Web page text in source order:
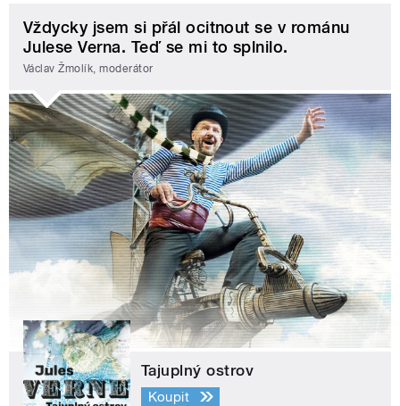
Vždycky jsem si přál ocitnout se v románu
Julese Verna. Teď se mi to splnilo.
Václav Žmolík, moderátor
Tajuplný ostrov
Koupit